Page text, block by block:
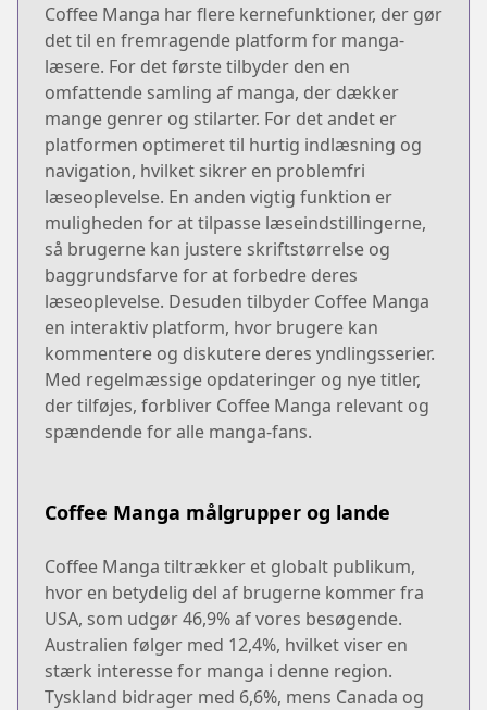
Coffee Manga har flere kernefunktioner, der gør
det til en fremragende platform for manga-
læsere. For det første tilbyder den en
omfattende samling af manga, der dækker
mange genrer og stilarter. For det andet er
platformen optimeret til hurtig indlæsning og
navigation, hvilket sikrer en problemfri
læseoplevelse. En anden vigtig funktion er
muligheden for at tilpasse læseindstillingerne,
så brugerne kan justere skriftstørrelse og
baggrundsfarve for at forbedre deres
læseoplevelse. Desuden tilbyder Coffee Manga
en interaktiv platform, hvor brugere kan
kommentere og diskutere deres yndlingsserier.
Med regelmæssige opdateringer og nye titler,
der tilføjes, forbliver Coffee Manga relevant og
spændende for alle manga-fans.
Coffee Manga målgrupper og lande
Coffee Manga tiltrækker et globalt publikum,
hvor en betydelig del af brugerne kommer fra
USA, som udgør 46,9% af vores besøgende.
Australien følger med 12,4%, hvilket viser en
stærk interesse for manga i denne region.
Tyskland bidrager med 6,6%, mens Canada og